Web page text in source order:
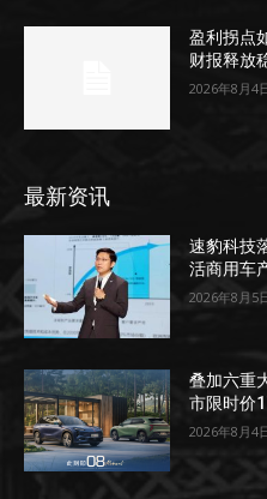
盈利拐点
财报释放
2026年8月4
最新资讯
速豹科技
活商用车
2026年8月5
叠加六重
市限时价
2026年8月4